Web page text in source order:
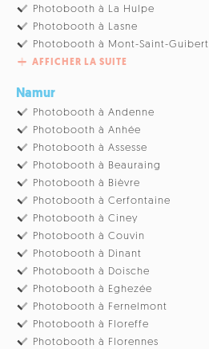
Photobooth à La Hulpe
Photobooth à Lasne
Photobooth à Mont-Saint-Guibert
AFFICHER LA SUITE
Namur
Photobooth à Andenne
Photobooth à Anhée
Photobooth à Assesse
Photobooth à Beauraing
Photobooth à Bièvre
Photobooth à Cerfontaine
Photobooth à Ciney
Photobooth à Couvin
Photobooth à Dinant
Photobooth à Doische
Photobooth à Eghezée
Photobooth à Fernelmont
Photobooth à Floreffe
Photobooth à Florennes